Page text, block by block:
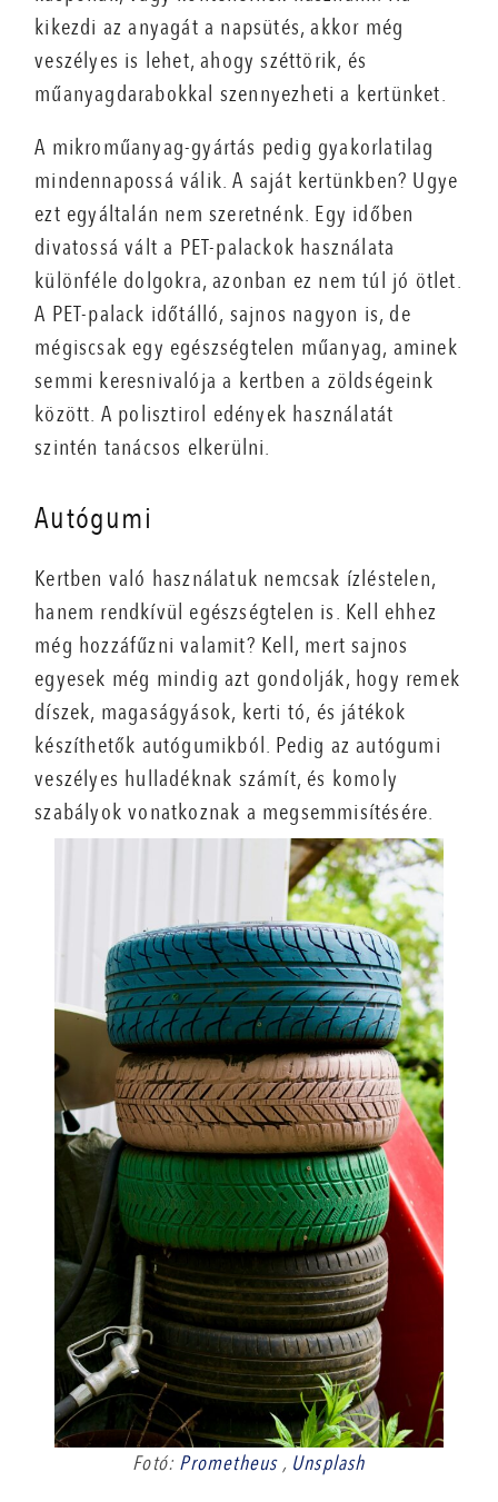
kikezdi az anyagát a napsütés, akkor még
veszélyes is lehet, ahogy széttörik, és
műanyagdarabokkal szennyezheti a kertünket.
A mikroműanyag-gyártás pedig gyakorlatilag
mindennapossá válik. A saját kertünkben? Ugye
ezt egyáltalán nem szeretnénk. Egy időben
divatossá vált a PET-palackok használata
különféle dolgokra, azonban ez nem túl jó ötlet.
A PET-palack időtálló, sajnos nagyon is, de
mégiscsak egy egészségtelen műanyag, aminek
semmi keresnivalója a kertben a zöldségeink
között. A polisztirol edények használatát
szintén tanácsos elkerülni.
Autógumi
Kertben való használatuk nemcsak ízléstelen,
hanem rendkívül egészségtelen is. Kell ehhez
még hozzáfűzni valamit? Kell, mert sajnos
egyesek még mindig azt gondolják, hogy remek
díszek, magaságyások, kerti tó, és játékok
készíthetők autógumikból. Pedig az autógumi
veszélyes hulladéknak számít, és komoly
szabályok vonatkoznak a megsemmisítésére.
Fotó: Prometheus, Unsplash